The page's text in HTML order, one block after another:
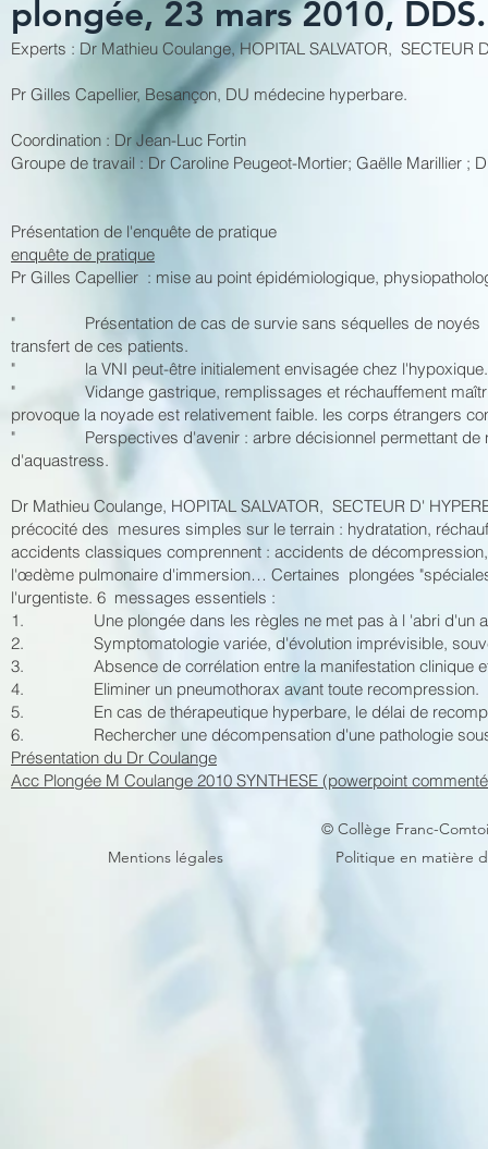
plongée, 23 mars 2010, DDS.
Experts : Dr Mathieu Coulange, HOPITAL SALVATOR, SECTEUR
Pr Gilles Capellier, Besançon, DU médecine hyperbare.
Coordination : Dr Jean-Luc Fortin
Groupe de travail : Dr Caroline Peugeot-Mortier; Gaëlle Marillier ;
Présentation de l'enquête de pratique
enquête de pratique
Pr Gilles Capellier : mise au point épidémiologique,
" Présentation de cas de survie sans séquelles de noyés en
transfert de ces patients.
" la VNI peut-être initialement envisagée chez l'hypoxique.
" Vidange gastrique, remplissages et réchauffement maîtrisé
provoque la noyade est relativement faible. les corps étrangers
" Perspectives d'avenir : arbre décisionnel permettant de ne
d'aquastress.
Dr Mathieu Coulange, HOPITAL SALVATOR, SECTEUR D'
précocité des mesures simples sur le terrain : hydratation,
accidents classiques comprennent : accidents de
l'œdème pulmonaire d'immersion… Certaines plongées
l'urgentiste. 6 messages essentiels :
1. Une plongée dans les règles ne met pas à l 'abri d'un
2. Symptomatologie variée, d'évolution imprévisible,
3. Absence de corrélation entre la manifestation clinique et
4. Eliminer un pneumothorax avant toute recompression.
5. En cas de thérapeutique hyperbare, le délai de
6. Rechercher une décompensation d'une pathologie sous
Présentation du Dr Coulange
Acc Plongée M Coulange 2010 SYNTHESE (powerpoint
© Collège Franc-
Mentions légales
Politique en matière